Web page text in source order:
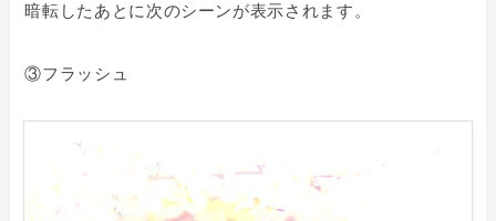
暗転したあとに次のシーンが表示されます。
③フラッシュ